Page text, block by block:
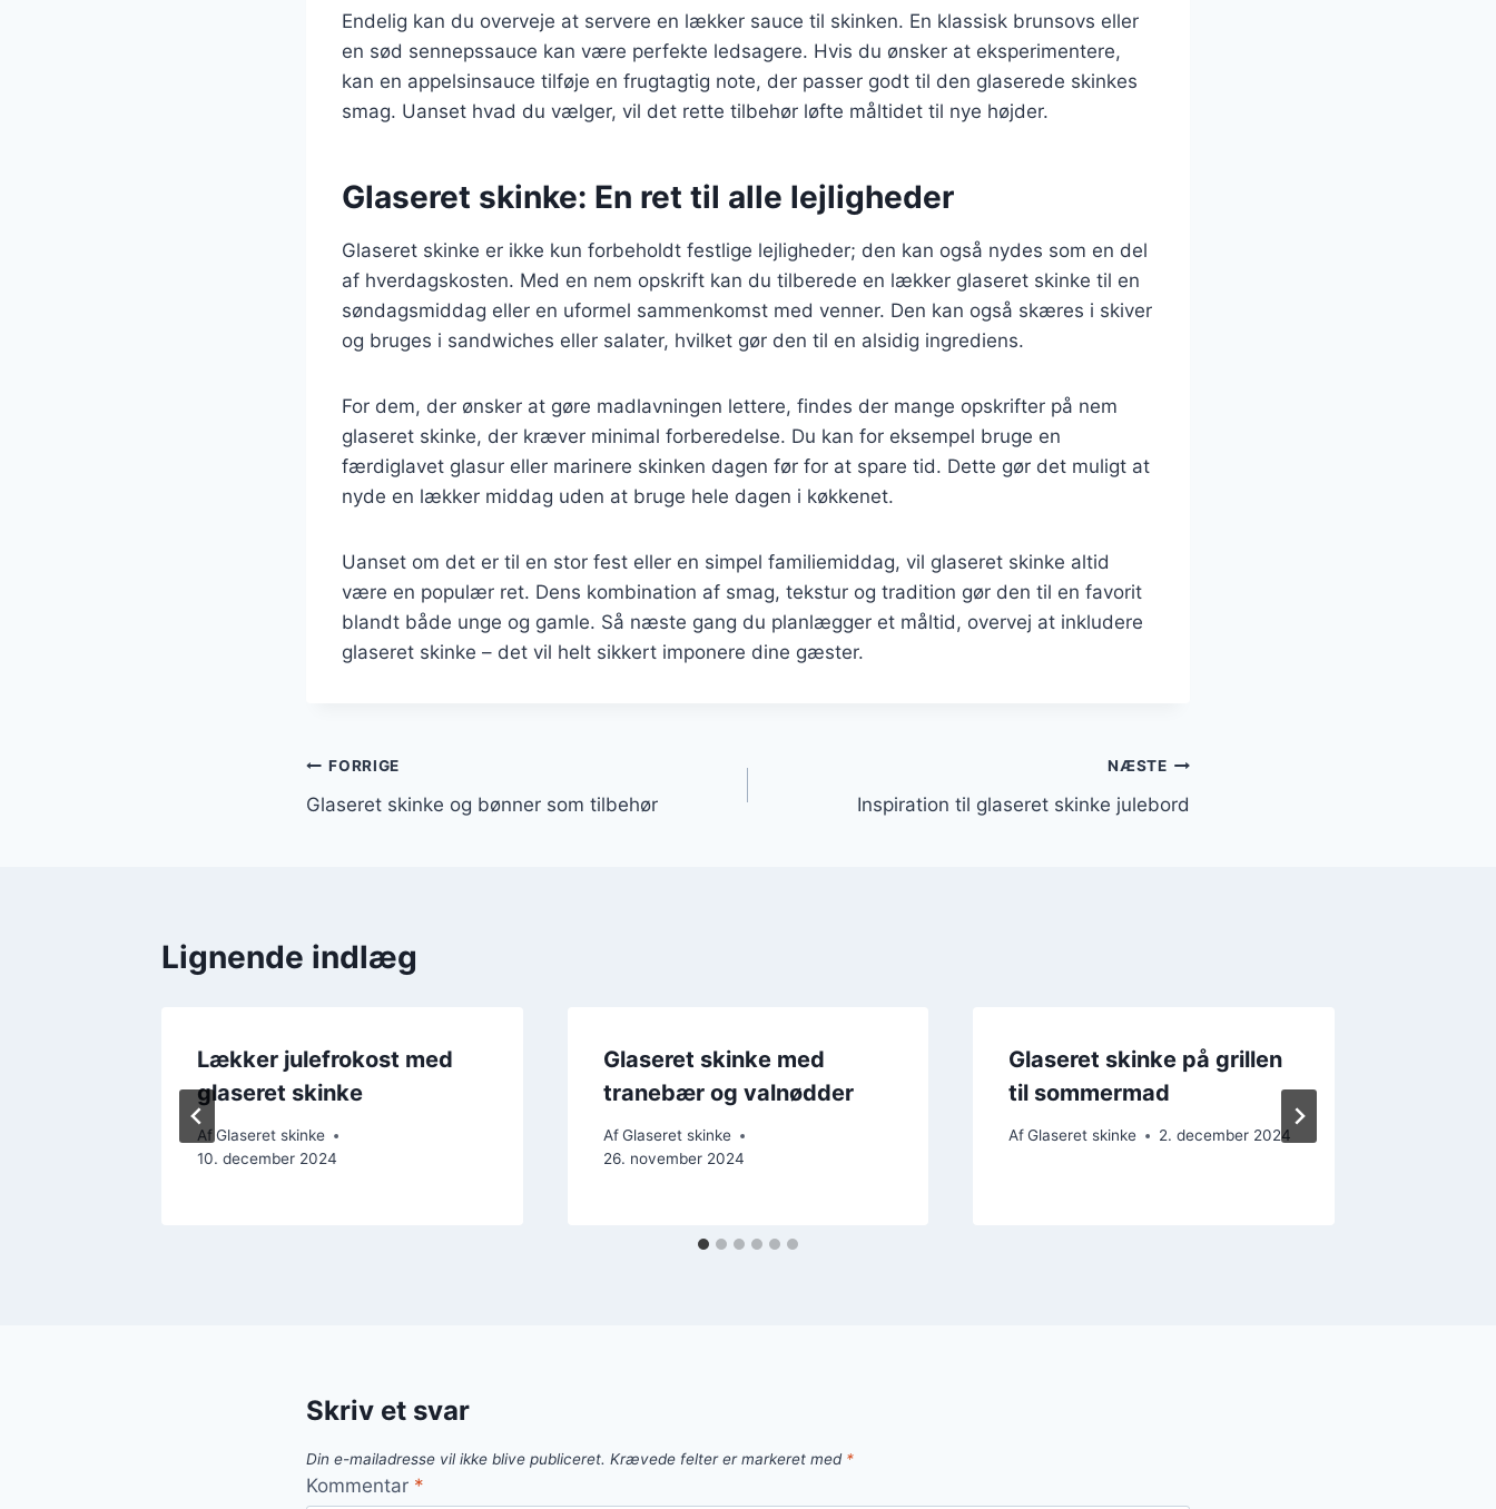
Endelig kan du overveje at servere en lækker sauce til skinken. En klassisk brunsovs eller
en sød sennepssauce kan være perfekte ledsagere. Hvis du ønsker at eksperimentere,
kan en appelsinsauce tilføje en frugtagtig note, der passer godt til den glaserede skinkes
smag. Uanset hvad du vælger, vil det rette tilbehør løfte måltidet til nye højder.
Glaseret skinke: En ret til alle lejligheder
Glaseret skinke er ikke kun forbeholdt festlige lejligheder; den kan også nydes som en del
af hverdagskosten. Med en nem opskrift kan du tilberede en lækker glaseret skinke til en
søndagsmiddag eller en uformel sammenkomst med venner. Den kan også skæres i skiver
og bruges i sandwiches eller salater, hvilket gør den til en alsidig ingrediens.
For dem, der ønsker at gøre madlavningen lettere, findes der mange opskrifter på nem
glaseret skinke, der kræver minimal forberedelse. Du kan for eksempel bruge en
færdiglavet glasur eller marinere skinken dagen før for at spare tid. Dette gør det muligt at
nyde en lækker middag uden at bruge hele dagen i køkkenet.
Uanset om det er til en stor fest eller en simpel familiemiddag, vil glaseret skinke altid
være en populær ret. Dens kombination af smag, tekstur og tradition gør den til en favorit
blandt både unge og gamle. Så næste gang du planlægger et måltid, overvej at inkludere
glaseret skinke – det vil helt sikkert imponere dine gæster.
Indlægsnavigation
FORRIGE
Glaseret skinke og bønner som tilbehør
NÆSTE
Inspiration til glaseret skinke julebord
Lignende indlæg
Lækker julefrokost med
glaseret skinke
AfGlaseret skinke
10. december 2024
Glaseret skinke med
tranebær og valnødder
Af Glaseret skinke
26. november 2024
Glaseret skinke på grillen
til sommermad
Af Glaseret skinke 2. december 2024
Skriv et svar
Din e-mailadresse vil ikke blive publiceret. Krævede felter er markeret med *
Kommentar *